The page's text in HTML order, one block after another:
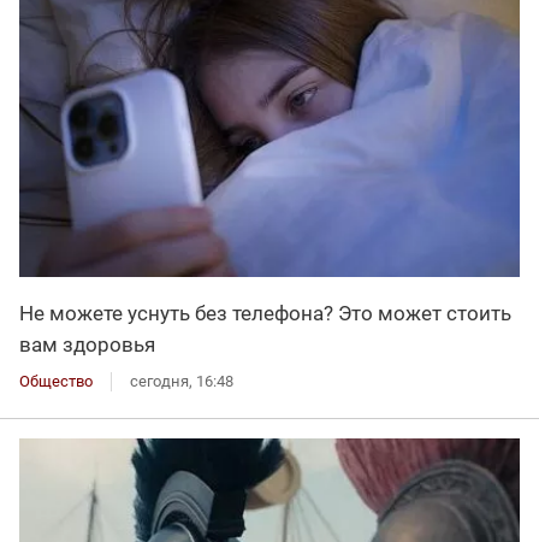
Не можете уснуть без телефона? Это может стоить
вам здоровья
Общество сегодня, 16:48